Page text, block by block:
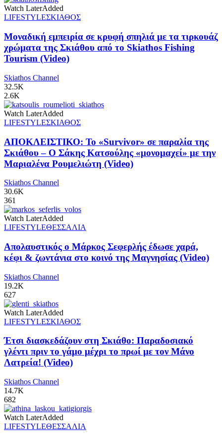
Watch LaterAdded
LIFESTYLEΣΚΙΑΘΟΣ
Μοναδική εμπειρία σε κρυφή σπηλιά με τα τιρκουάζ
χρώματα της Σκιάθου από το Skiathos Fishing
Tourism (Video)
Skiathos Channel
32.5K
2.6K
Watch LaterAdded
LIFESTYLEΣΚΙΑΘΟΣ
ΑΠΟΚΛΕΙΣΤΙΚΟ: Το «Survivor» σε παραλία της
Σκιάθου – Ο Σάκης Κατσούλης «μονομαχεί» με την
Μαριαλένα Ρουμελιώτη (Video)
Skiathos Channel
30.6K
361
Watch LaterAdded
LIFESTYLEΘΕΣΣΑΛΙΑ
Απολαυστικός ο Μάρκος Σεφερλής έδωσε χαρά,
κέφι & ζωντάνια στο κοινό της Μαγνησίας (Video)
Skiathos Channel
19.2K
627
Watch LaterAdded
LIFESTYLEΣΚΙΑΘΟΣ
Έτσι διασκεδάζουν στη Σκιάθο: Παραδοσιακό
γλέντι πριν το γάμο μέχρι το πρωί με τον Μάνο
Λατρεία! (Video)
Skiathos Channel
14.7K
682
Watch LaterAdded
LIFESTYLEΘΕΣΣΑΛΙΑ